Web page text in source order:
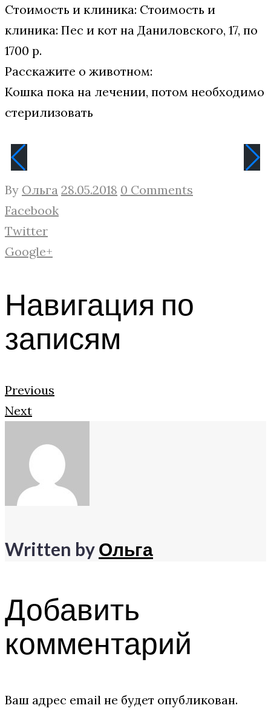
Стоимость и клиника: Стоимость и
клиника: Пес и кот на Даниловского, 17, по
1700 р.
Расскажите о животном:
Кошка пока на лечении, потом необходимо
стерилизовать
By Ольга 28.05.2018 0 Comments
Facebook
Twitter
Google+
Навигация по
записям
Previous
Next
Written byОльга
Добавить
комментарий
Ваш адрес email не будет опубликован.